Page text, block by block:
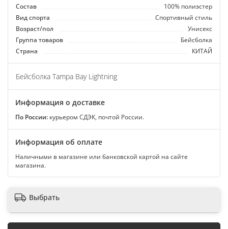
Состав
100% полиэстер
Вид спорта
Спортивный стиль
Возраст/пол
Унисекс
Группа товаров
Бейсболка
Страна
КИТАЙ
Бейсболка Tampa Bay Lightning
Информация о доставке
По России: курьером СДЭК, почтой России.
Информация об оплате
Наличными в магазине или банковской картой на сайте
магазина.
Выбрать